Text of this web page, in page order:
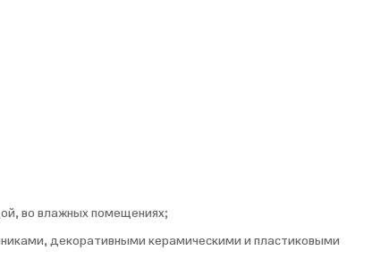
во влажных помещениях;
декоративными керамическими и пластиковыми